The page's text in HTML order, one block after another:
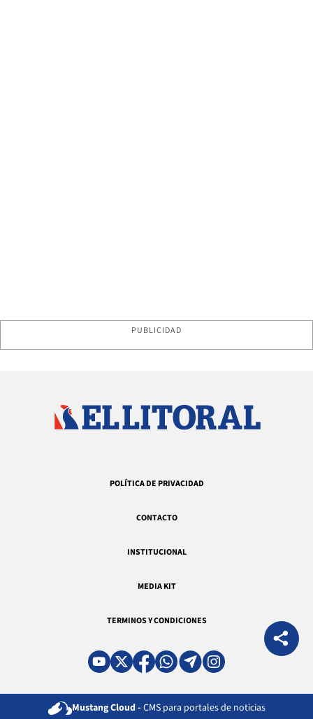
PUBLICIDAD
POLÍTICA DE PRIVACIDAD
CONTACTO
INSTITUCIONAL
MEDIA KIT
TERMINOS Y CONDICIONES
Mustang Cloud - CMS para portales de noticias